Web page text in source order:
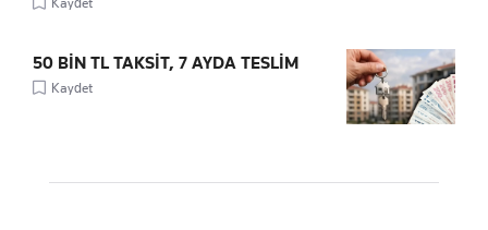
50 BİN TL TAKSİT, 7 AYDA TESLİM
Kaydet